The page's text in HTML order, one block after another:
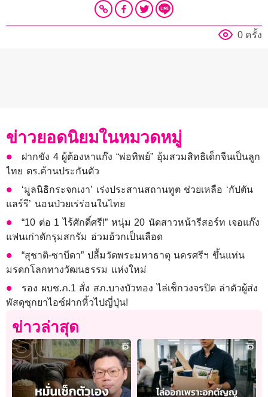
0 ครั้ง
ข่าวยอดนิยมในหมวดหมู่
ฝากขัง 4 ผู้ต้องหาแก๊ง “พ่อทิพย์” อุ้มสวมสิทธิเด็กจีนเป็นลูก
ไทย ตร.ค้านประกันตัว
‘มูลนิธิกระจกเงา’ เร่งประสานสถานทูต ช่วยเหลือ ‘กัปตัน
แลร์รี’ นอนป่วยเร่ร่อนในไทย
“10 ต่อ 1 ไร้ศักดิ์ศรี!” หนุ่ม 20 นัดสาวหน้ารีสอร์ท เจอแก๊ง
แฟนเก่าดักรุมสกรัม อ่วมอ้วกเป็นเลือด
“สุชาติ-ซาบีดา” ปลื้มวัดพระมหาธาตุ นครศรีฯ ขึ้นแท่น
มรดกโลกทางวัฒนธรรม แห่งใหม่
รอง ผบช.ภ.1 สั่ง สภ.บางบัวทอง ไล่เช็กวงจรปิด ล่าตัวผู้ส่ง
พัสดุซุกยาไอซ์ฝากหิ้วไปญี่ปุ่น!
ข่าวล่าสุด